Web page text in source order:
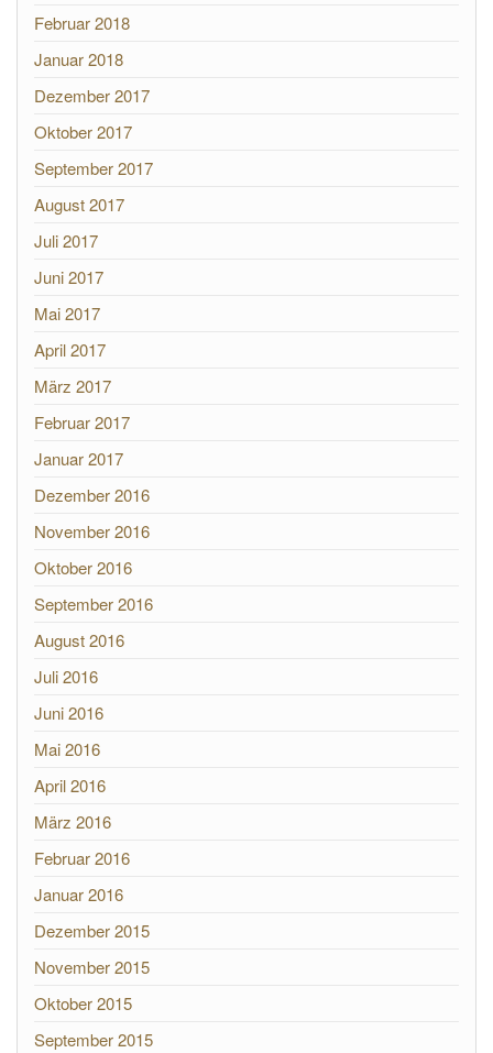
Februar 2018
Januar 2018
Dezember 2017
Oktober 2017
September 2017
August 2017
Juli 2017
Juni 2017
Mai 2017
April 2017
März 2017
Februar 2017
Januar 2017
Dezember 2016
November 2016
Oktober 2016
September 2016
August 2016
Juli 2016
Juni 2016
Mai 2016
April 2016
März 2016
Februar 2016
Januar 2016
Dezember 2015
November 2015
Oktober 2015
September 2015